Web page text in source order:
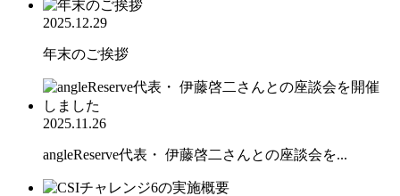
2025.12.29
年末のご挨拶
2025.11.26
angleReserve代表・ 伊藤啓二さんとの座談会を...